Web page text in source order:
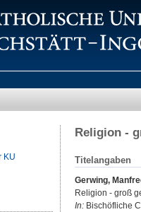
KU
Religion -
Titelangaben
Gerwing,
Religion - groß
In: Bischöfliche